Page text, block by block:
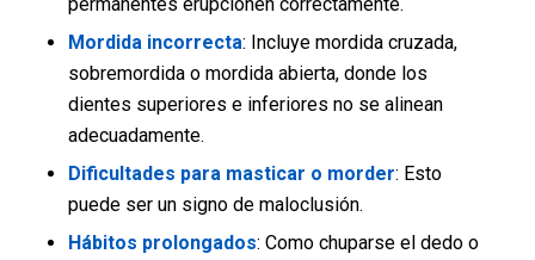
Mordida incorrecta: Incluye mordida cruzada,
sobremordida o mordida abierta, donde los
dientes superiores e inferiores no se alinean
adecuadamente.
Dificultades para masticar o morder: Esto
puede ser un signo de maloclusión.
Hábitos prolongados: Como chuparse el dedo o